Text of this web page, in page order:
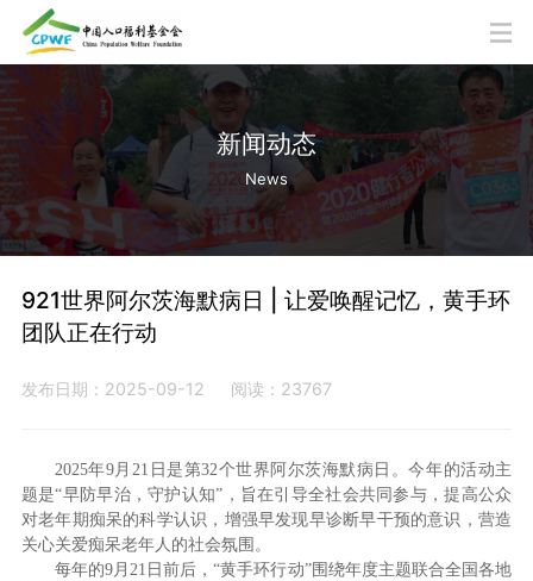
新闻动态
News
921世界阿尔茨海默病日 | 让爱唤醒记忆，黄手环
团队正在行动
发布日期：2025-09-12 阅读：23767
2025年9月21日是第32个世界阿尔茨海默病日。今年的活动主
题是“早防早治，守护认知”，旨在引导全社会共同参与，提高公众
对老年期痴呆的科学认识，增强早发现早诊断早干预的意识，营造
关心关爱痴呆老年人的社会氛围。
每年的9月21日前后，“黄手环行动”围绕年度主题联合全国各地